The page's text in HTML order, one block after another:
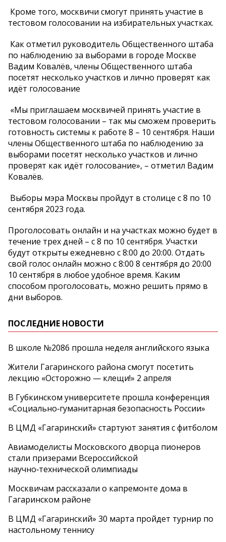
Кроме того, москвичи смогут принять участие в
тестовом голосовании на избирательных участках.
Как отметил руководитель Общественного штаба
по наблюдению за выборами в городе Москве
Вадим Ковалёв, члены Общественного штаба
посетят несколько участков и лично проверят как
идёт голосование
«Мы приглашаем москвичей принять участие в
тестовом голосовании – так мы сможем проверить
готовность системы к работе 8 – 10 сентября. Наши
члены Общественного штаба по наблюдению за
выборами посетят несколько участков и лично
проверят как идёт голосование», – отметил Вадим
Ковалёв.
Выборы мэра Москвы пройдут в столице с 8 по 10
сентября 2023 года.
Проголосовать онлайн и на участках можно будет в
течение трех дней – с 8 по 10 сентября. Участки
будут открыты ежедневно с 8:00 до 20:00. Отдать
свой голос онлайн можно с 8:00 8 сентября до 20:00
10 сентября в любое удобное время. Каким
способом проголосовать, можно решить прямо в
дни выборов.
ПОСЛЕДНИЕ НОВОСТИ
В школе №2086 прошла неделя английского языка
Жители Гагаринского района смогут посетить
лекцию «Осторожно — клещи!» 2 апреля
В Губкинском университете прошла конференция
«Социально‑гуманитарная безопасность России»
В ЦМД «Гагаринский» стартуют занятия с фитболом
Авиамоделисты Московского дворца пионеров
стали призерами Всероссийской
научно‑технической олимпиады
Москвичам рассказали о капремонте дома в
Гагаринском районе
В ЦМД «Гагаринский» 30 марта пройдет турнир по
настольному теннису